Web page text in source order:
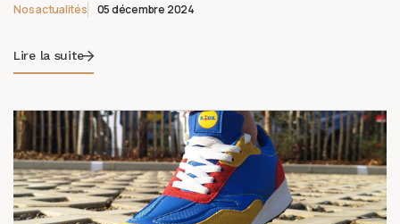
Nos actualités 05 décembre 2024
Lire la suite